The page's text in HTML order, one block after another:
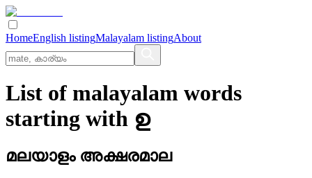
HomeEnglish listingMalayalam listingAbout
List of malayalam words
starting with ഉ
മലയാളം അക്ഷരമാല